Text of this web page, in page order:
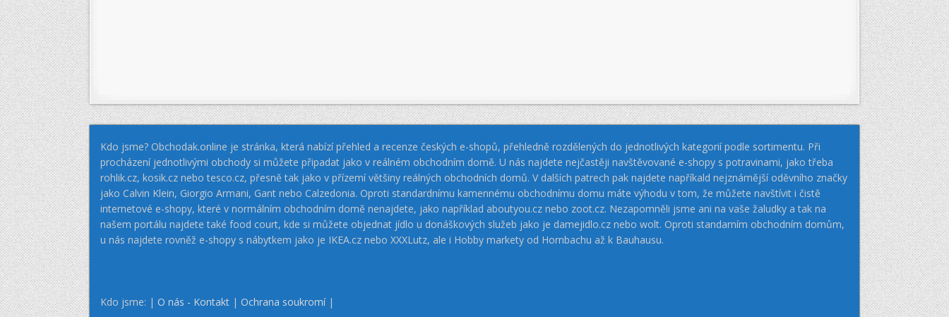
Kdo jsme? Obchodak.online je stránka, která nabízí přehled a recenze českých e-shopů, přehledně rozdělených do jednotlivých kategorií podle sortimentu. Při
procházení jednotlivými obchody si můžete připadat jako v reálném obchodním domě. U nás najdete nejčastěji navštěvované e-shopy s potravinami, jako třeba
rohlik.cz, kosik.cz nebo tesco.cz, přesně tak jako v přízemí většiny reálných obchodních domů. V dalších patrech pak najdete napříkald nejznámější oděvního značky
jako Calvin Klein, Giorgio Armani, Gant nebo Calzedonia. Oproti standardnímu kamennému obchodnímu domu máte výhodu v tom, že můžete navštívit i čistě
internetové e-shopy, které v normálním obchodním domě nenajdete, jako například aboutyou.cz nebo zoot.cz. Nezapomněli jsme ani na vaše žaludky a tak na
našem portálu najdete také food court, kde si můžete objednat jídlo u donáškových služeb jako je damejidlo.cz nebo wolt. Oproti standarním obchodním domům,
u nás najdete rovněž e-shopy s nábytkem jako je IKEA.cz nebo XXXLutz, ale i Hobby markety od Hornbachu až k Bauhausu.
Kdo jsme: | O nás - Kontakt | Ochrana soukromí|